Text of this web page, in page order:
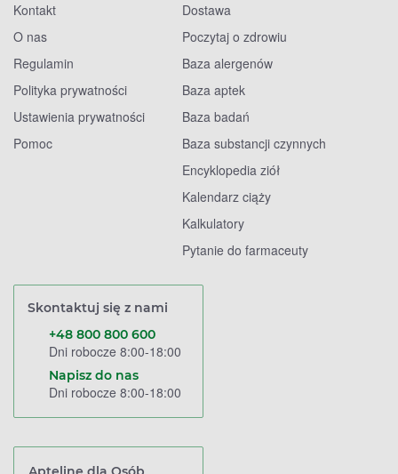
Kontakt
O nas
Regulamin
Polityka prywatności
Ustawienia prywatności
Pomoc
Dostawa
Poczytaj o zdrowiu
Baza alergenów
Baza aptek
Baza badań
Baza substancji czynnych
Encyklopedia ziół
Kalendarz ciąży
Kalkulatory
Pytanie do farmaceuty
Skontaktuj się z nami
+48 800 800 600
Dni robocze 8:00-18:00
Napisz do nas
Dni robocze 8:00-18:00